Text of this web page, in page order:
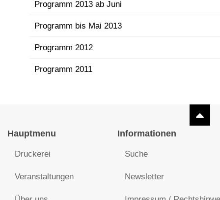
Programm 2013 ab Juni
Programm bis Mai 2013
Programm 2012
Programm 2011
Hauptmenu
Druckerei
Veranstaltungen
Informationen
Suche
Newsletter